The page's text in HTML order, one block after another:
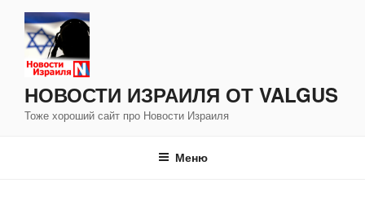
Перейти
содержимому
НОВОСТИ ИЗРАИЛЯ ОТ VALGUS
Тоже хороший сайт про Новости Израиля
Меню